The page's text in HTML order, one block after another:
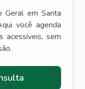
Geral em Santa
você agenda
acessíveis, sem